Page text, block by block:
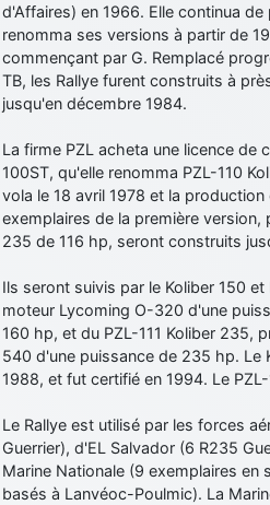
d'Affaires) en 1966. Elle continua de
renomma ses versions à partir de
commençant par G. Remplacé
TB, les Rallye furent construits à
jusqu'en décembre 1984.
La firme PZL acheta une licence de
100ST, qu'elle renomma PZL-110
vola le 18 avril 1978 et la
exemplaires de la première version,
235 de 116 hp, seront construits
Ils seront suivis par le Koliber 150
moteur Lycoming O-320 d'une
160 hp, et du PZL-111 Koliber 235,
540 d'une puissance de 235 hp. Le
1988, et fut certifié en 1994. Le
Le Rallye est utilisé par les forces
Guerrier), d'EL Salvador (6 R235
Marine Nationale (9 exemplaires en
basés à Lanvéoc-Poulmic). La